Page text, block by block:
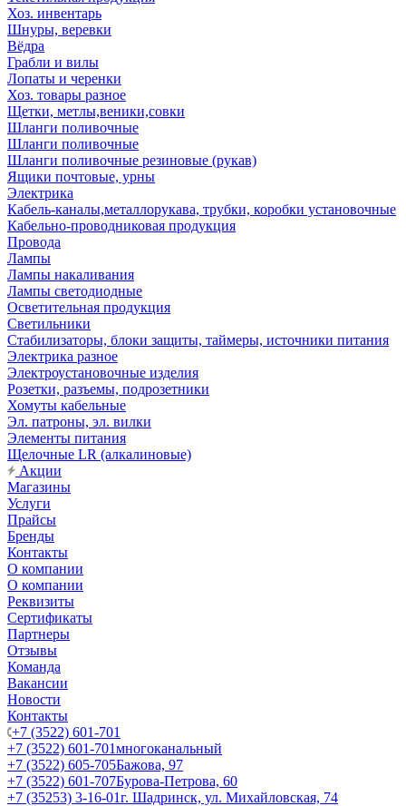
Хоз. инвентарь
Шнуры, веревки
Вёдра
Грабли и вилы
Лопаты и черенки
Хоз. товары разное
Щетки, метлы,веники,совки
Шланги поливочные
Шланги поливочные
Шланги поливочные резиновые (рукав)
Ящики почтовые, урны
Электрика
Кабель-каналы,металлорукава, трубки, коробки установочные
Кабельно-проводниковая продукция
Провода
Лампы
Лампы накаливания
Лампы светодиодные
Осветительная продукция
Светильники
Стабилизаторы, блоки защиты, таймеры, источники питания
Электрика разное
Электроустановочные изделия
Розетки, разъемы, подрозетники
Хомуты кабельные
Эл. патроны, эл. вилки
Элементы питания
Щелочные LR (алкалиновые)
Акции
Магазины
Услуги
Прайсы
Бренды
Контакты
О компании
О компании
Реквизиты
Сертификаты
Партнеры
Отзывы
Команда
Вакансии
Новости
Контакты
+7 (3522) 601-701
+7 (3522) 601-701многоканальный
+7 (3522) 605-705Бажова, 97
+7 (3522) 601-707Бурова-Петрова, 60
+7 (35253) 3-16-01г. Шадринск, ул. Михайловская, 74